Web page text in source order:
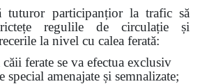
tuturor participanțior la trafic să
regulile de circulație și
la nivel cu calea ferată:
căii ferate se va efectua exclusiv
amenajate și semnalizate;